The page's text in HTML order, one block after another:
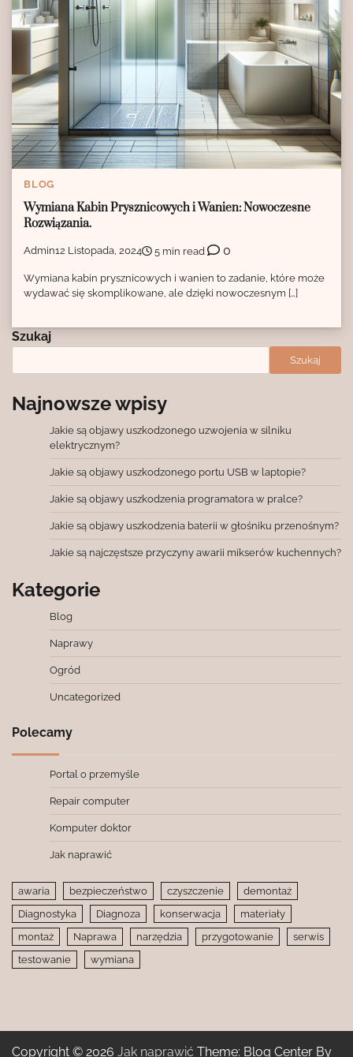
BLOG
Wymiana Kabin Prysznicowych i Wanien: Nowoczesne
Rozwiązania.
Admin12 Listopada, 2024 5 min read 0
Wymiana kabin prysznicowych i wanien to zadanie, które może
wydawać się skomplikowane, ale dzięki nowoczesnym […]
Szukaj
Szukaj
Najnowsze wpisy
Jakie są objawy uszkodzonego uzwojenia w silniku
elektrycznym?
Jakie są objawy uszkodzonego portu USB w laptopie?
Jakie są objawy uszkodzenia programatora w pralce?
Jakie są objawy uszkodzenia baterii w głośniku przenośnym?
Jakie są najczęstsze przyczyny awarii mikserów kuchennych?
Kategorie
Blog
Naprawy
Ogród
Uncategorized
Polecamy
Portal o przemyśle
Repair computer
Komputer doktor
Jak naprawić
awaria bezpieczeństwo czyszczenie
demontaż
Diagnostyka
Diagnoza konserwacja
materiały
montaż
Naprawa narzędzia przygotowanie
serwis
testowanie
wymiana
Copyright © 2026 Jak naprawić Theme: Blog Center By